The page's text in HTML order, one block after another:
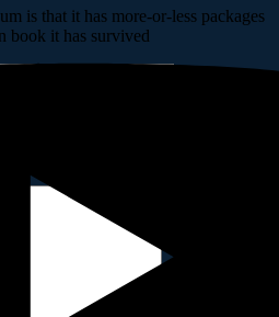
is that it has more-or-less packages
book it has survived